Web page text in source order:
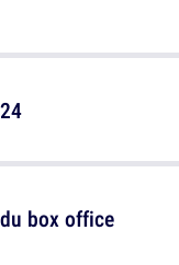
box office